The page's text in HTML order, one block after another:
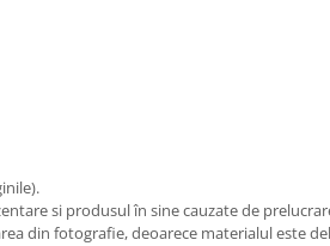
si produsul în sine cauzate de
din fotografie, deoarece materialul este